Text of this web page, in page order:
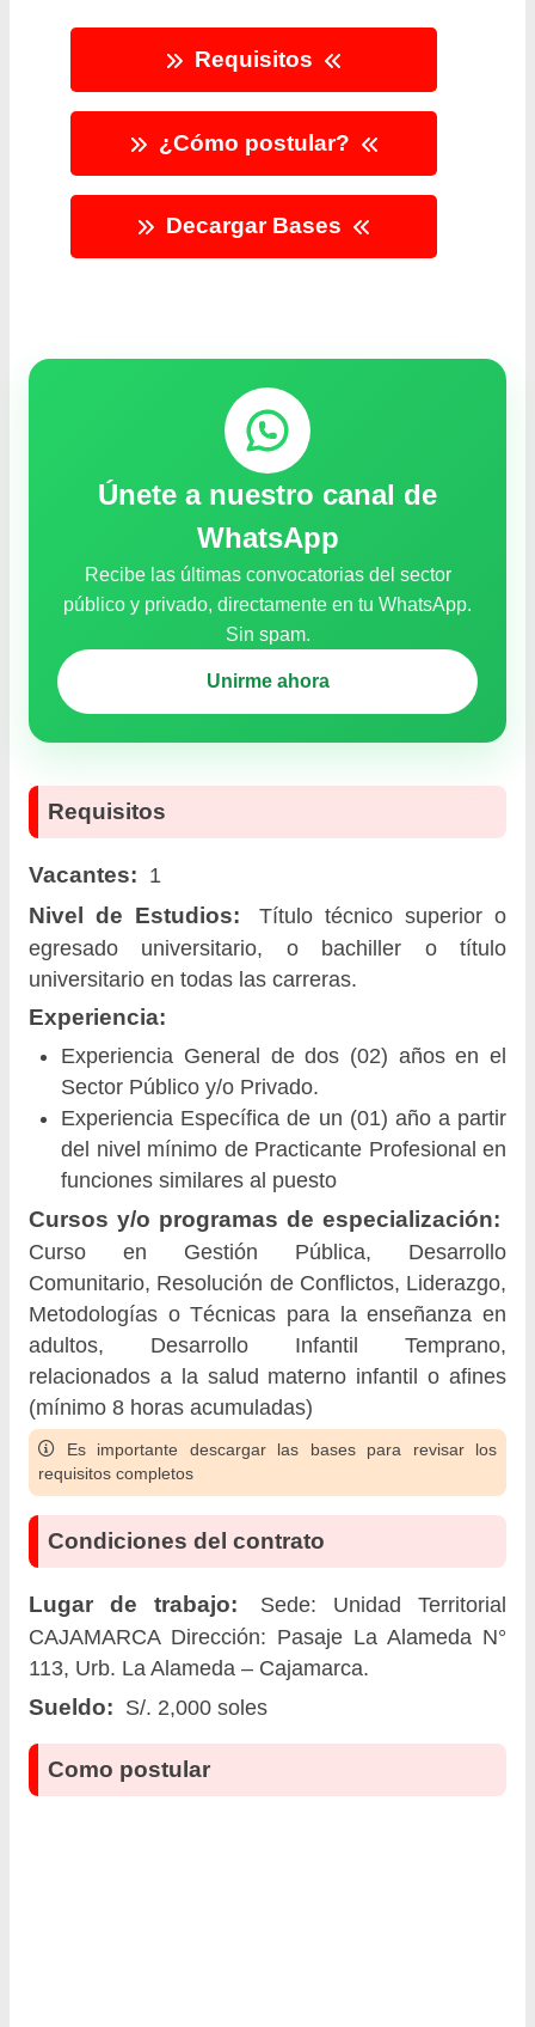
Requisitos
¿Cómo postular?
Decargar Bases
Únete a nuestro canal de
WhatsApp
Recibe las últimas convocatorias del sector
público y privado, directamente en tu WhatsApp.
Sin spam.
Unirme ahora
Requisitos
Vacantes: 1
Nivel de Estudios:
Título técnico superior o
egresado universitario, o bachiller o título
universitario en todas las carreras.
Experiencia:
Experiencia General de dos (02) años en el
Sector Público y/o Privado.
Experiencia Específica de un (01) año a partir
del nivel mínimo de Practicante Profesional en
funciones similares al puesto
Cursos y/o programas de especialización:
Curso en Gestión Pública, Desarrollo
Comunitario, Resolución de Conflictos, Liderazgo,
Metodologías o Técnicas para la enseñanza en
adultos, Desarrollo Infantil Temprano,
relacionados a la salud materno infantil o afines
(mínimo 8 horas acumuladas)
Es importante descargar las bases para revisar los
requisitos completos
Condiciones del contrato
Lugar de trabajo:
Sede: Unidad Territorial
CAJAMARCA Dirección: Pasaje La Alameda N°
113, Urb. La Alameda – Cajamarca.
Sueldo: S/. 2,000 soles
Como postular